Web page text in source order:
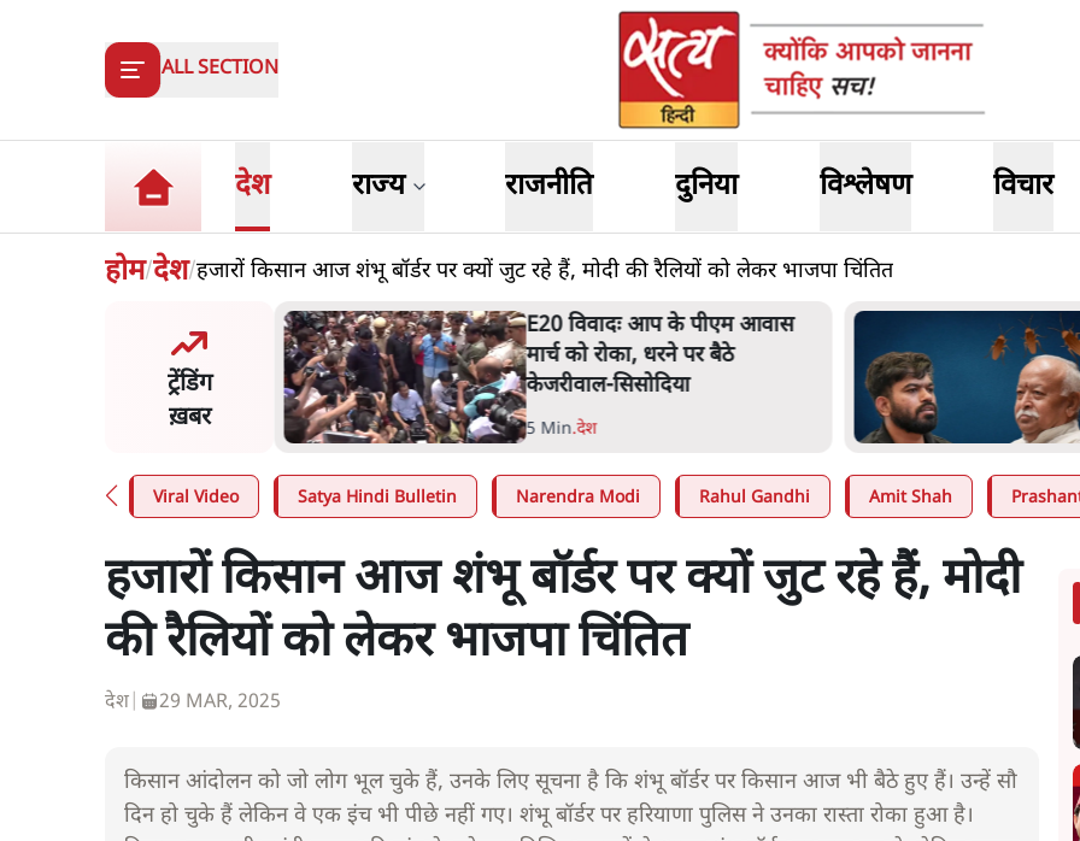
ALL SECTION
देश राज्य राजनीति दुनिया विश्लेषण विचार
होम/देश/हजारों किसान आज शंभू बॉर्डर पर क्यों जुट रहे हैं, मोदी की रैलियों को लेकर भाजपा चिंतित
ट्रेंडिंग
ख़बर
में गैर बीजेपी वोटरों के नामों
की बड़ी साज़िश'- रोहित
E20 विवादः आप के पीएम आवास
मार्च को रोका, धरने पर बैठे
केजरीवाल-सिसोदिया
5 Min.देश
Viral Video Satya Hindi Bulletin Narendra Modi Rahul Gandhi Amit Shah
हजारों किसान आज शंभू बॉर्डर पर क्यों जुट रहे हैं, मोदी
की रैलियों को लेकर भाजपा चिंतित
देश 29 MAR, 2025
किसान आंदोलन को जो लोग भूल चुके हैं, उनके लिए सूचना है कि शंभू बॉर्डर पर किसान आज भी बैठे हुए हैं। उन्हें सौ
दिन हो चुके हैं लेकिन वे एक इंच भी पीछे नहीं गए। शंभू बॉर्डर पर हरियाणा पुलिस ने उनका रास्ता रोका हुआ है।